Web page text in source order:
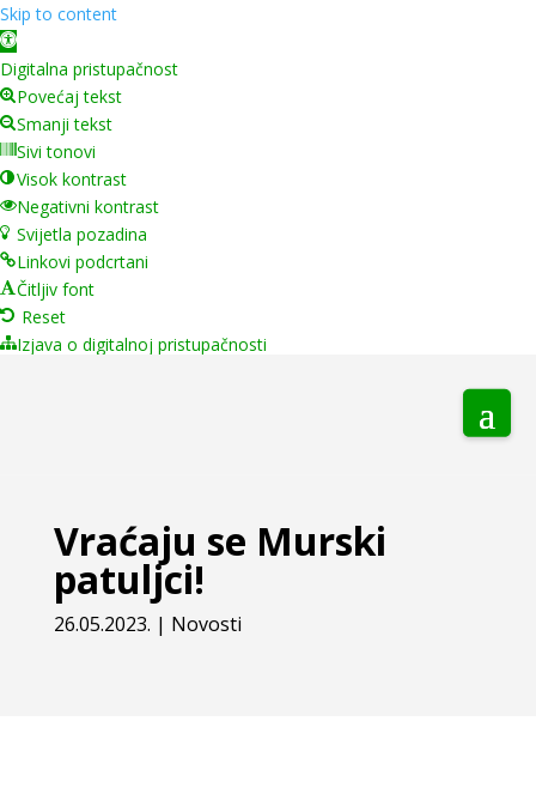
Skip to content
Open toolbar
Digitalna pristupačnost
Povećaj tekst
Smanji tekst
Sivi tonovi
Visok kontrast
Negativni kontrast
Svijetla pozadina
Linkovi podcrtani
Čitljiv font
Reset
Izjava o digitalnoj pristupačnosti
Vraćaju se Murski
patuljci!
26.05.2023. | Novosti